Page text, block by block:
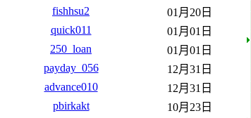
fishhsu2
01月20日
quick011
01月01日
250_loan
01月01日
payday_056
12月31日
advance010
12月31日
pbirkakt
10月23日